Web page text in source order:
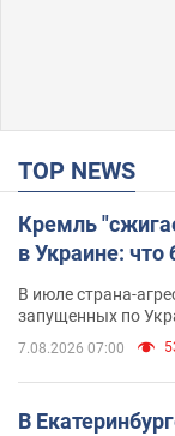
TOP NEWS
Кремль
в Украине:
В июле страна-
запущенных по
7.08.2026 07:00
В